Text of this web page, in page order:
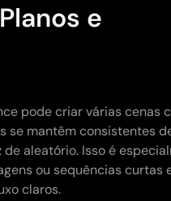
e
pode criar várias cenas
se mantêm consistentes
aleatório. Isso é
ou sequências curtas
claros.